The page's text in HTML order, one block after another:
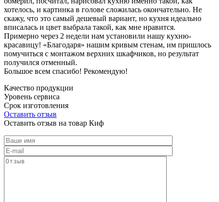
хотелось, и картинка в голове сложилась окончательно. Не
скажу, что это самый дешевый вариант, но кухня идеально
вписалась и цвет выбрала такой, как мне нравится.
Примерно через 2 недели нам установили нашу кухню-
красавицу! «Благодаря» нашим кривым стенам, им пришлось
помучиться с монтажом верхних шкафчиков, но результат
получился отменный.
Большое всем спасибо! Рекомендую!
Качество продукции
Уровень сервиса
Срок изготовления
Оставить отзыв
Оставить отзыв на товар Киф